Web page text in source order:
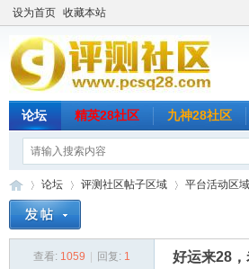
设为首页 收藏本站
论坛 精英28社区 九神28社区
论坛
›
评测社区帖子区域 平台活动区域
查看: 1059 回复: 1 好运来28